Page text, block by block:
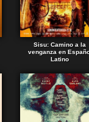
Sisu: Camino a la
venganza en
Latino